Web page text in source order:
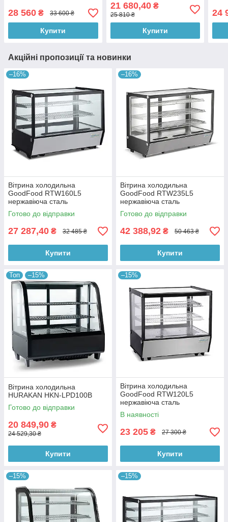
28 560 ₴ 33 600 ₴
Купити
21 680,40₴
25 810 ₴
Купити
24
Акційні пропозиції та новинки
–16%
Вітрина холодильна
GoodFood RTW160L5
нержавіюча сталь
Готово до відправки
27 287,40 ₴ 32 485 ₴
Купити
–16%
Вітрина холодильна
GoodFood RTW235L5
нержавіюча сталь
Готово до відправки
42 388,92 ₴ 50 463 ₴
Купити
Топ –15%
Вітрина холодильна
HURAKAN HKN-LPD100B
Готово до відправки
20 849,90 ₴
24 529,30 ₴
Купити
–15%
Вітрина холодильна
GoodFood RTW120L5
нержавіюча сталь
В наявності
23 205 ₴ 27 300 ₴
Купити
–15% –15%